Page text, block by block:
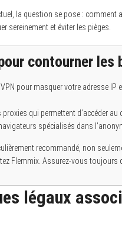
la question se pose : comment
sereinement et éviter les pièges.
contourner les
pour masquer votre adresse IP
proxies qui permettent d’accéder
spécialisés dans
recommandé, non
Flemmix. Assurez-vous toujours
légaux